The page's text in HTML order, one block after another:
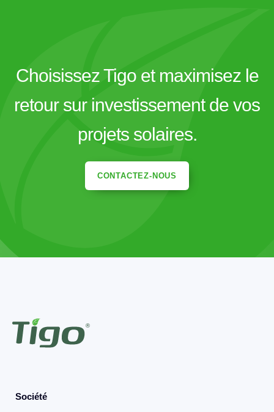
Choisissez Tigo et maximisez le
retour sur investissement de vos
projets solaires.
CONTACTEZ-NOUS
Société